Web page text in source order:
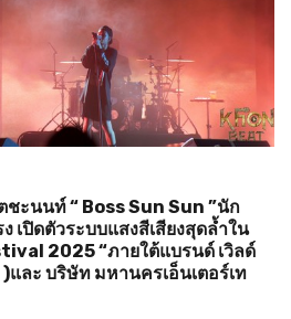
ชะนนท์ “ Boss Sun Sun ”นัก
เปิดตัวระบบแสงสีเสียงสุดล้ำใน
2025 “ภายใต้แบรนด์ เวิลด์
)และ บริษัท มหานครเอ็นเตอร์เท